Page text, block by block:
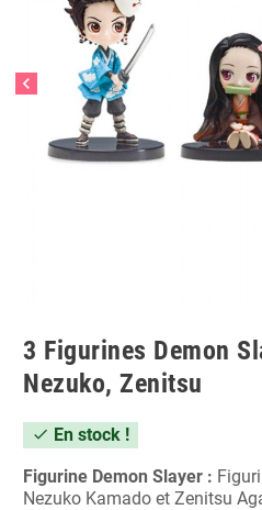
chevron_left
3 Figurines Demon
Nezuko, Zenitsu
check En stock !
Figurine Demon Slayer :
Nezuko Kamado et Zenitsu